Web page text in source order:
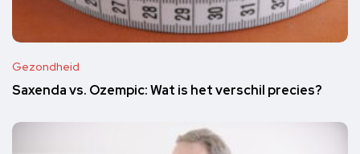
Gezondheid
Saxenda vs. Ozempic: Wat is het verschil precies?